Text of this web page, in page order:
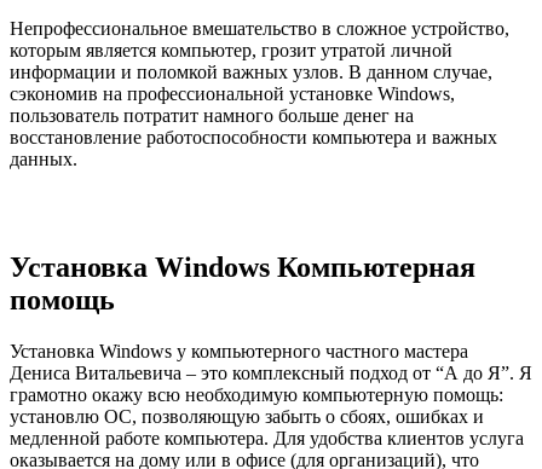
Непрофессиональное вмешательство в сложное устройство,
которым является компьютер, грозит утратой личной
информации и поломкой важных узлов. В данном случае,
сэкономив на профессиональной установке Windows,
пользователь потратит намного больше денег на
восстановление работоспособности компьютера и важных
данных.
Установка Windows Компьютерная
помощь
Установка Windows у компьютерного частного мастера
Дениса Витальевича – это комплексный подход от “А до Я”. Я
грамотно окажу всю необходимую компьютерную помощь:
установлю ОС, позволяющую забыть о сбоях, ошибках и
медленной работе компьютера. Для удобства клиентов услуга
оказывается на дому или в офисе (для организаций), что